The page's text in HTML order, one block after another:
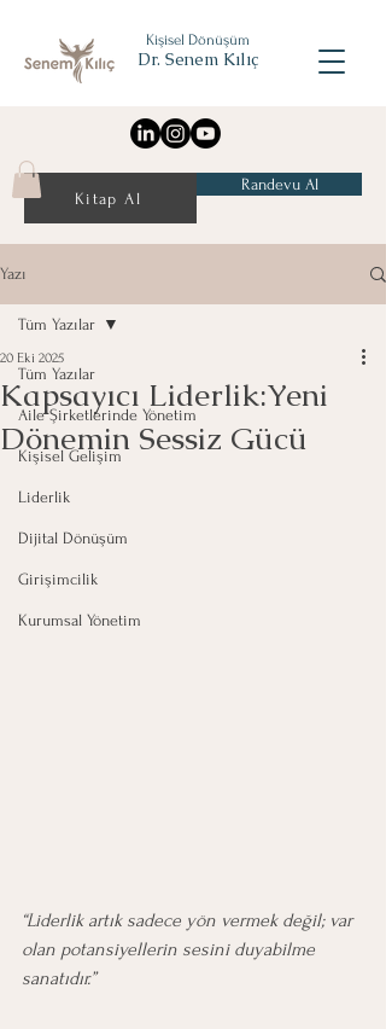
Kişisel Dönüşüm
Dr. Senem Kılıç
Kitap Al
Randevu Al
Yazı
Tüm Yazılar
Aile Şirketlerinde Yönetim
Kişisel Gelişim
Liderlik
Dijital Dönüşüm
Girişimcilik
Kurumsal Yönetim
Tüm Yazılar
Kapsayıcı Liderlik:Yeni
Dönemin Sessiz Gücü
20 Eki 2025
“Liderlik artık sadece yön vermek değil; var
olan potansiyellerin sesini duyabilme
sanatıdır.”